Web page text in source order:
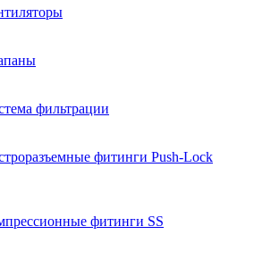
фильтрации
фитинги Push-Lock
фитинги SS